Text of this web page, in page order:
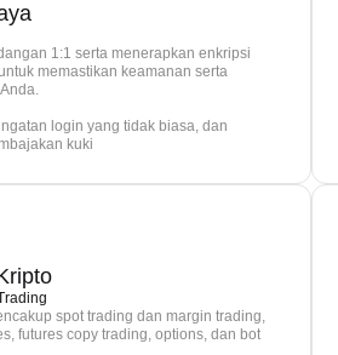
1:1 serta menerapkan enkripsi
memastikan keamanan serta
login yang tidak biasa, dan
kuki
spot trading dan margin trading,
futures copy trading, options, dan bot